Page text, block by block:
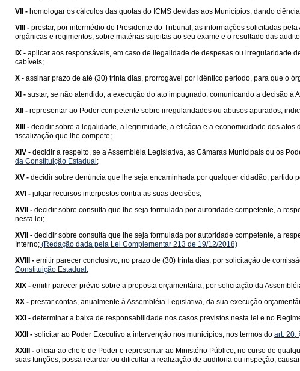
VII - homologar os cálculos das quotas do ICMS devidas aos Municípios, dando
VIII - prestar, por intermédio do Presidente do Tribunal, as informações solicitadas
orgânicas e regimentos, sobre matérias sujeitas ao seu exame e o resultado das
IX - aplicar aos responsáveis, em caso de ilegalidade de despesas ou irregularidade
cabíveis;
X - assinar prazo de até (30) trinta dias, prorrogável por idêntico período, para que o
XI - sustar, se não atendido, a execução do ato impugnado, comunicando a decisão à
XII - representar ao Poder competente sobre irregularidades ou abusos apurados,
XIII - decidir sobre a legalidade, a legitimidade, a eficácia e a economicidade dos
fiscalização que lhe compete;
XIV - decidir a respeito, se a Assembléia Legislativa, as Câmaras Municipais ou os
da Constituição Estadual ;
XV - decidir sobre denúncia que lhe seja encaminhada por qualquer cidadão, partido
XVI - julgar recursos interpostos contra as suas decisões;
XVII - decidir sobre consulta que lhe seja formulada por autoridade competente, a
nesta lei;
XVII - decidir sobre consulta que lhe seja formulada por autoridade competente, a
Interno; (Redação dada pela Lei Complementar 213 de 19/12/2018)
XVIII - emitir parecer conclusivo, no prazo de (30) trinta dias, por solicitação de
Constituição Estadual ;
XIX - emitir parecer prévio sobre a proposta orçamentária, por solicitação da
XX - prestar contas, anualmente à Assembléia Legislativa, da sua execução
XXI - determinar a baixa de responsabilidade nos casos previstos nesta lei e no
XXII - solicitar ao Poder Executivo a intervenção nos municípios, nos termos do art. 20,
XXIII - oficiar ao chefe de Poder e representar ao Ministério Público, no curso de
suas funções, possa retardar ou dificultar a realização de auditoria ou inspeção,